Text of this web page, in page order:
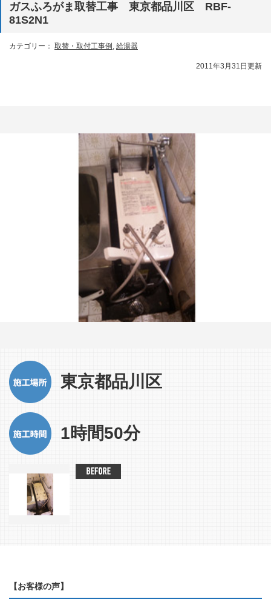
ガスふろがま取替工事 東京都品川区 RBF-
81S2N1
カテゴリー： 取替・取付工事例 , 給湯器
2011年3月31日更新
東京都品川区
1時間50分
【お客様の声】